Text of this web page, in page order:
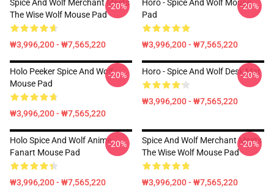
Spice And Wolf Merchant Meets
The Wise Wolf Mouse Pad
₩3,996,200 - ₩7,565,220
-20%
Horo - Spice And Wolf Mouse
Pad
₩3,996,200 - ₩7,565,220
-20%
Holo Peeker Spice And Wolf
Mouse Pad
₩3,996,200 - ₩7,565,220
-20% Horo - Spice And Wolf Desk Mat
₩3,996,200 - ₩7,565,220
-20%
Holo Spice And Wolf Anime
Fanart Mouse Pad
₩3,996,200 - ₩7,565,220
-20%
Spice And Wolf Merchant Meets
The Wise Wolf Mouse Pad
₩3,996,200 - ₩7,565,220
-20%